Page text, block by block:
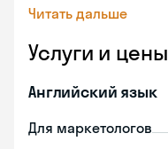
Читать дальше
Услуги и цены
Английский язык
Для маркетологов